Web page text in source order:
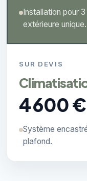
Installation pour
extérieure unique.
SUR DEVIS
4 600
Système
plafond.